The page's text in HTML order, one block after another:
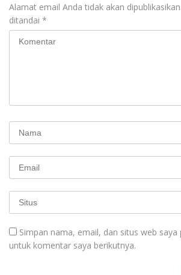
Alamat email Anda tidak akan dipublikasikan.
ditandai *
Simpan nama, email, dan situs web saya
untuk komentar saya berikutnya.